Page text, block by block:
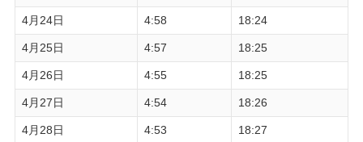
4月24日 4:58 18:24
4月25日 4:57 18:25
4月26日 4:55 18:25
4月27日 4:54 18:26
4月28日 4:53 18:27